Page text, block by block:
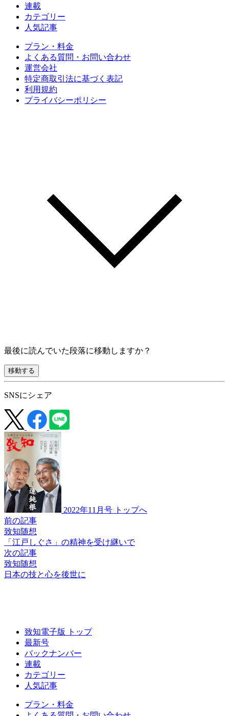
連載
カテゴリー
人気記事
プラン・料金
よくある質問・お問い合わせ
運営会社
特定商取引法に基づく表記
利用規約
プライバシーポリシー
最後に読んでいた段落に移動しますか？
移動する
SNSにシェア
2022年11月号 トップへ
前の記事
致知随想
「江戸しぐさ」の精神を受け継いで
次の記事
致知随想
日本の技と心を後世に
致知電子版 トップ
最新号
バックナンバー
連載
カテゴリー
人気記事
プラン・料金